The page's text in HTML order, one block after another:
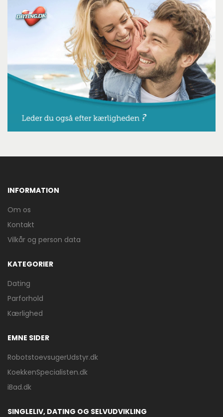
INFORMATION
Om os
Kontakt
Vilkår og person data
KATEGORIER
Dating
Parforhold
Kærlighed
EMNE SIDER
RobotstoevsugerUdstyr.dk
KoekkenSpecialisten.dk
iBad.dk
SINGLELIV, DATING OG SELVUDVIKLING